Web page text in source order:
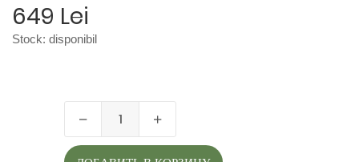
649 Lei
Stock: disponibil